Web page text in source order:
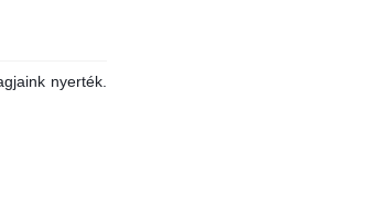
nyerték.